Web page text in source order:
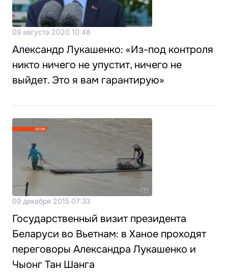
09 августа 2020 10:48
Александр Лукашенко: «Из-под контроля
никто ничего не упустит, ничего не
выйдет. Это я вам гарантирую»
09 декабря 2015 07:33
Государственный визит президента
Беларуси во Вьетнам: в Ханое проходят
переговоры Александра Лукашенко и
Чыонг Тан Шанга